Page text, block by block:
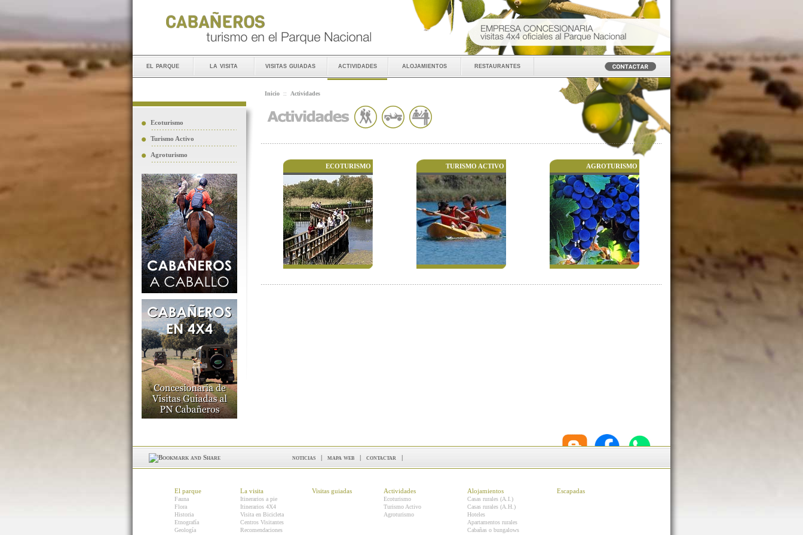
el parque la visita visitas guiadas actividades alojamientos restaurantes
Ecoturismo
Turismo Activo
Agroturismo
Inicio :: Actividades
ECOTURISMO TURISMO ACTIVO AGROTURISMO
noticias | mapa web | contactar |
El parque
Fauna
Flora
Historia
Etnografía
Geología
La visita
Itinerarios a pie
Itinerarios 4X4
Visita en Bicicleta
Centros Visitantes
Recomendaciones
Visitas guiadas Actividades
Ecoturismo
Turismo Activo
Agroturismo
Alojamientos
Casas rurales (A.I.)
Casas rurales (A.H.)
Hoteles
Apartamentos rurales
Cabañas o bungalows
Escapadas